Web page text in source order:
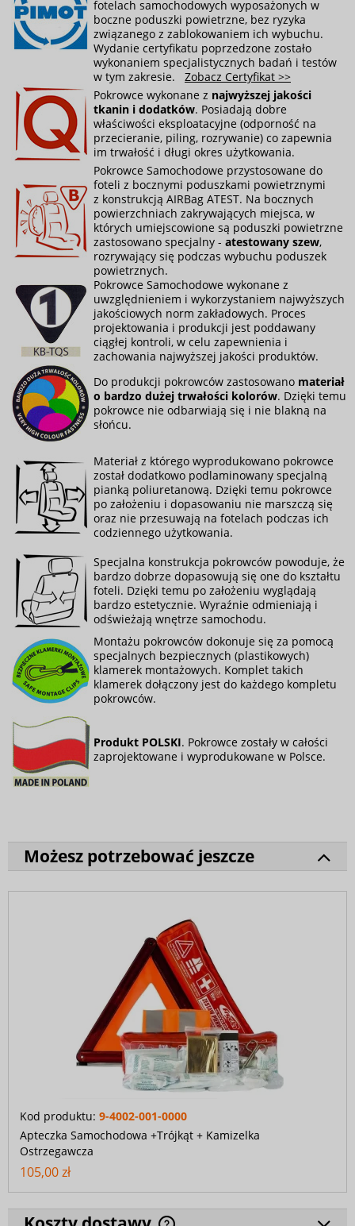
fotelach samochodowych wyposażonych w
boczne poduszki powietrzne, bez ryzyka
związanego z zablokowaniem ich wybuchu.
Wydanie certyfikatu poprzedzone zostało
wykonaniem specjalistycznych badań i testów
w tym zakresie. Zobacz Certyfikat >>
Pokrowce wykonane z najwyższej jakości
tkanin i dodatków. Posiadają dobre
właściwości eksploatacyjne (odporność na
przecieranie, piling, rozrywanie) co zapewnia
im trwałość i długi okres użytkowania.
Pokrowce Samochodowe przystosowane do
foteli z bocznymi poduszkami powietrznymi
z konstrukcją AIRBag ATEST. Na bocznych
powierzchniach zakrywających miejsca, w
których umiejscowione są poduszki powietrzne
zastosowano specjalny - atestowany szew,
rozrywający się podczas wybuchu poduszek
powietrznych.
Pokrowce Samochodowe wykonane z
uwzględnieniem i wykorzystaniem najwyższych
jakościowych norm zakładowych. Proces
projektowania i produkcji jest poddawany
ciągłej kontroli, w celu zapewnienia i
zachowania najwyższej jakości produktów.
Do produkcji pokrowców zastosowano materiał
o bardzo dużej trwałości kolorów. Dzięki temu
pokrowce nie odbarwiają się i nie blakną na
słońcu.
Materiał z którego wyprodukowano pokrowce
został dodatkowo podlaminowany specjalną
pianką poliuretanową. Dzięki temu pokrowce
po założeniu i dopasowaniu nie marszczą się
oraz nie przesuwają na fotelach podczas ich
codziennego użytkowania.
Specjalna konstrukcja pokrowców powoduje, że
bardzo dobrze dopasowują się one do kształtu
foteli. Dzięki temu po założeniu wyglądają
bardzo estetycznie. Wyraźnie odmieniają i
odświeżają wnętrze samochodu.
Montażu pokrowców dokonuje się za pomocą
specjalnych bezpiecznych (plastikowych)
klamerek montażowych. Komplet takich
klamerek dołączony jest do każdego kompletu
pokrowców.
Produkt POLSKI. Pokrowce zostały w całości
zaprojektowane i wyprodukowane w Polsce.
Możesz potrzebować jeszcze
Kod produktu: 9-4002-001-0000
Apteczka Samochodowa +Trójkąt + Kamizelka
Ostrzegawcza
105,00 zł